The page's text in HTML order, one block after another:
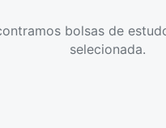
bolsas de
selecionada.